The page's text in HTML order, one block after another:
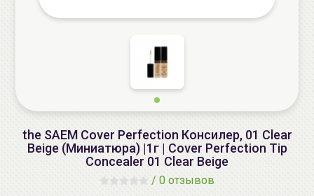
the SAEM Cover Perfection Консилер, 01 Clear
Beige (Миниатюра) |1г | Cover Perfection Tip
Concealer 01 Clear Beige
/ 0 отзывов